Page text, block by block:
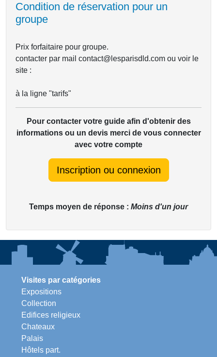
Condition de réservation pour un
groupe
Prix forfaitaire pour groupe.
contacter par mail contact@lesparisdld.com ou voir le
site :
à la ligne "tarifs"
Pour contacter votre guide afin d'obtenir des
informations ou un devis merci de vous connecter
avec votre compte
Inscription ou connexion
Temps moyen de réponse : Moins d'un jour
Visites par catégories
Expositions
Collection
Edifices religieux
Chateaux
Palais
Hôtels part.